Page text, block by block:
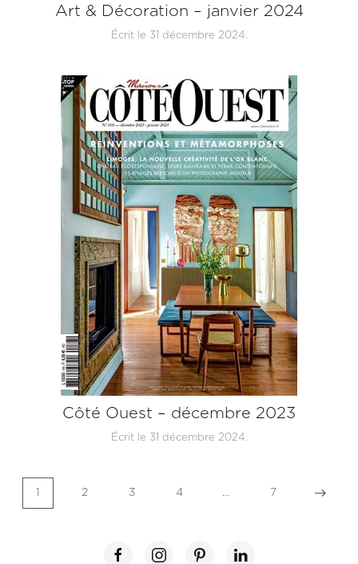
Art & Décoration – janvier 2024
Écrit le 31 décembre 2024.
Côté Ouest – décembre 2023
Écrit le 31 décembre 2024.
1 2 3 4 … 7